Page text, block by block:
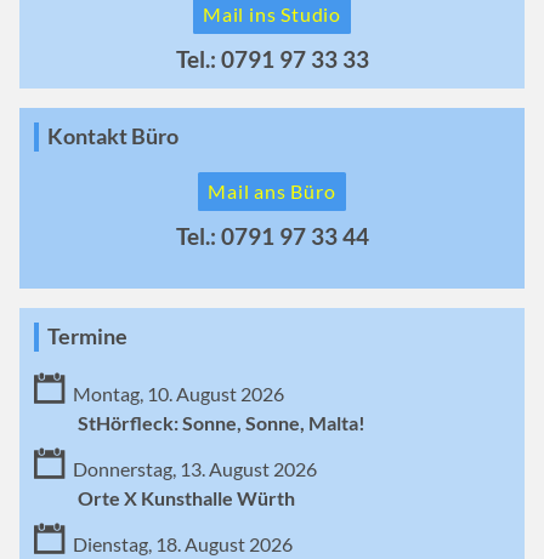
Mail ins Studio
Tel.: 0791 97 33 33
Kontakt Büro
Mail ans Büro
Tel.: 0791 97 33 44
Termine
Montag, 10. August 2026
StHörfleck: Sonne, Sonne, Malta!
Donnerstag, 13. August 2026
Orte X Kunsthalle Würth
Dienstag, 18. August 2026